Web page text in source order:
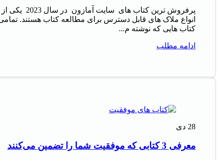
پرفروش‌ ترین کتاب‌ های سایت آمازون در سال 2023 یکی از
انواع ملاک‌ های قابل دسترس برای مطالعه کتاب هستند.
کتاب‌ هایی که نوشته م...
ادامه مطلب
28 دی
معرفی 3 کتابی که موفقیت شما را تضمین می‌کنند